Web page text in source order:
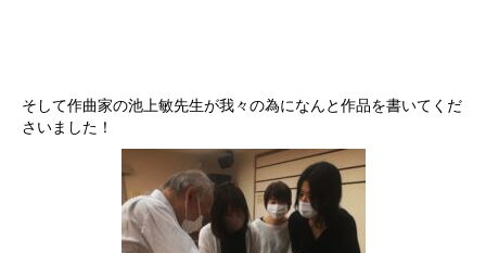
そして作曲家の池上敏先生が我々の為になんと作品を書いてくだ
さいました！